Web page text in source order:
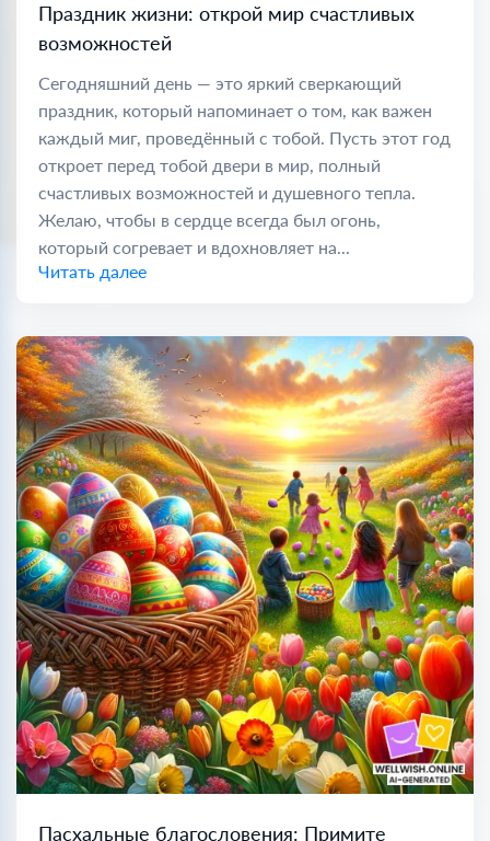
Праздник жизни: открой мир счастливых
возможностей
Сегодняшний день — это яркий сверкающий
праздник, который напоминает о том, как важен
каждый миг, проведённый с тобой. Пусть этот год
откроет перед тобой двери в мир, полный
счастливых возможностей и душевного тепла.
Желаю, чтобы в сердце всегда был огонь,
который согревает и вдохновляет на...
Читать далее
Пасхальные благословения: Примите